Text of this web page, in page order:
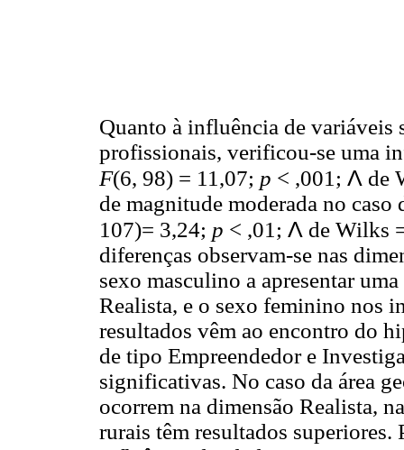
Quanto à influência de variáveis
profissionais, verificou-se uma
F(6, 98) = 11,07; p < ,001; Λ de
de magnitude moderada no
107)= 3,24; p < ,01; Λ de Wilks
diferenças observam-se nas
sexo masculino a apresentar
Realista, e o sexo feminino nos
resultados vêm ao encontro do
de tipo Empreendedor e
significativas. No caso da área
ocorrem na dimensão Realista,
rurais têm resultados